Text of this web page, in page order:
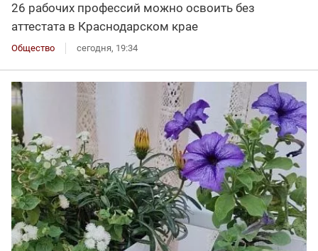
26 рабочих профессий можно освоить без
аттестата в Краснодарском крае
Общество сегодня, 19:34